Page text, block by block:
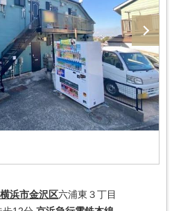
横浜市金沢区六浦東３丁目